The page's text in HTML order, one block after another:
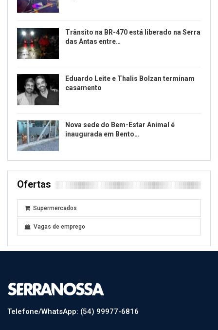
Trânsito na BR-470 está liberado na Serra
das Antas entre…
Eduardo Leite e Thalis Bolzan terminam
casamento
Nova sede do Bem-Estar Animal é
inaugurada em Bento…
Ofertas
Supermercados
Vagas de emprego
Telefone/WhatsApp: (54) 99977-6816